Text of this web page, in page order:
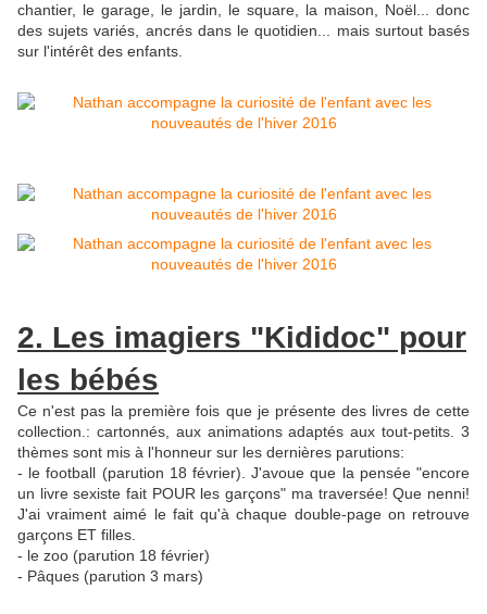
chantier, le garage, le jardin, le square, la maison, Noël... donc
des sujets variés, ancrés dans le quotidien... mais surtout basés
sur l'intérêt des enfants.
2. Les imagiers "Kididoc" pour
les bébés
Ce n'est pas la première fois que je présente des livres de cette
collection.: cartonnés, aux animations adaptés aux tout-petits. 3
thèmes sont mis à l'honneur sur les dernières parutions:
- le football (parution 18 février). J'avoue que la pensée "encore
un livre sexiste fait POUR les garçons" ma traversée! Que nenni!
J'ai vraiment aimé le fait qu'à chaque double-page on retrouve
garçons ET filles.
- le zoo (parution 18 février)
- Pâques (parution 3 mars)